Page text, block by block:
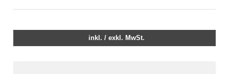
inkl. / exkl. MwSt.